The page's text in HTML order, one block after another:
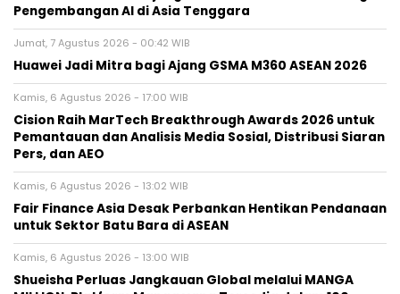
Pengembangan AI di Asia Tenggara
Jumat, 7 Agustus 2026 - 00:42 WIB
Huawei Jadi Mitra bagi Ajang GSMA M360 ASEAN 2026
Kamis, 6 Agustus 2026 - 17:00 WIB
Cision Raih MarTech Breakthrough Awards 2026 untuk
Pemantauan dan Analisis Media Sosial, Distribusi Siaran
Pers, dan AEO
Kamis, 6 Agustus 2026 - 13:02 WIB
Fair Finance Asia Desak Perbankan Hentikan Pendanaan
untuk Sektor Batu Bara di ASEAN
Kamis, 6 Agustus 2026 - 13:00 WIB
Shueisha Perluas Jangkauan Global melalui MANGA